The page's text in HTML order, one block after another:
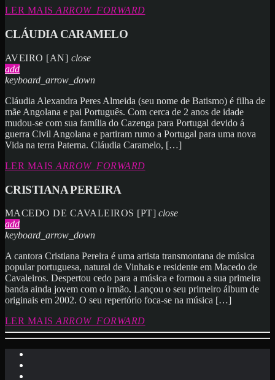
LER MAISARROW_FORWARD
CLÁUDIA CARAMELO
AVEIRO [AN] close
add
keyboard_arrow_down
Cláudia Alexandra Peres Almeida (seu nome de Batismo) é filha de
mãe Angolana e pai Português. Com cerca de 2 anos de idade
mudou-se com sua família do Cazenga para Portugal devido á
guerra Civil Angolana e partiram rumo a Portugal para uma nova
Vida na terra Paterna. Cláudia Caramelo, […]
LER MAISARROW_FORWARD
CRISTIANA PEREIRA
MACEDO DE CAVALEIROS [PT]close
add
keyboard_arrow_down
A cantora Cristiana Pereira é uma artista transmontana de música
popular portuguesa, natural de Vinhais e residente em Macedo de
Cavaleiros. Despertou cedo para a música e formou a sua primeira
banda ainda jovem com o irmão. Lançou o seu primeiro álbum de
originais em 2002. O seu repertório foca-se na música […]
LER MAISARROW_FORWARD